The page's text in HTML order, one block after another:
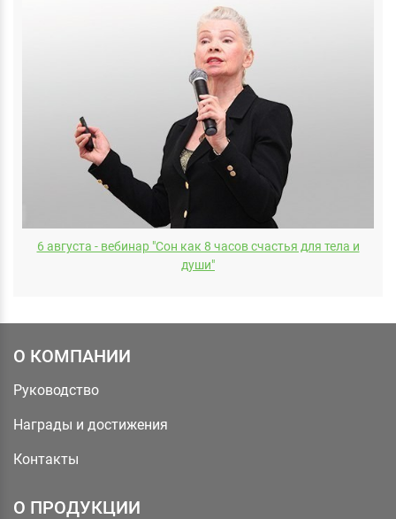
6 августа - вебинар "Сон как 8 часов счастья для тела и
души"
О КОМПАНИИ
Руководство
Награды и достижения
Контакты
О ПРОДУКЦИИ